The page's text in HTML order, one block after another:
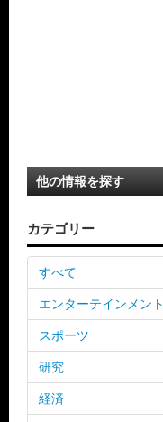
他の情報を探す
カテゴリー
すべて
エンターテインメント
スポーツ
研究
経済